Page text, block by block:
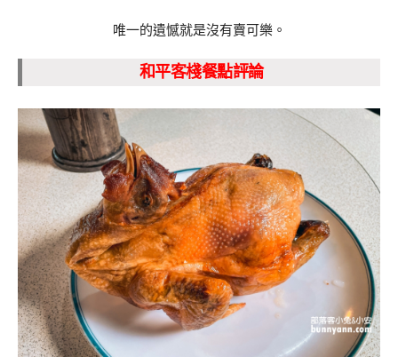
唯一的遺憾就是沒有賣可樂。
和平客棧餐點評論